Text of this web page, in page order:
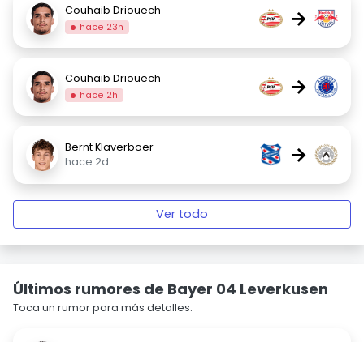
Couhaib Driouech
hace 23h →
Couhaib Driouech
hace 2h →
Bernt Klaverboer
hace 2d
→
Ver todo
Últimos rumores de Bayer 04 Leverkusen
Toca un rumor para más detalles.